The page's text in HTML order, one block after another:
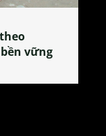
nơi lan